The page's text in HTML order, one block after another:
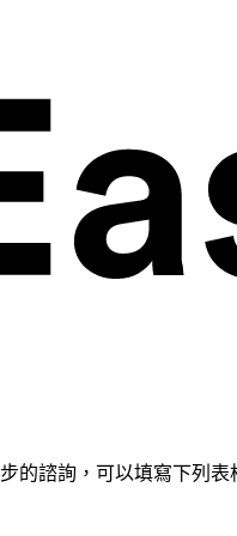
的諮詢，可以填寫下列